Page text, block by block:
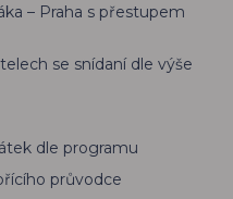
– Praha s přestupem
se snídaní dle výše
dle programu
průvodce